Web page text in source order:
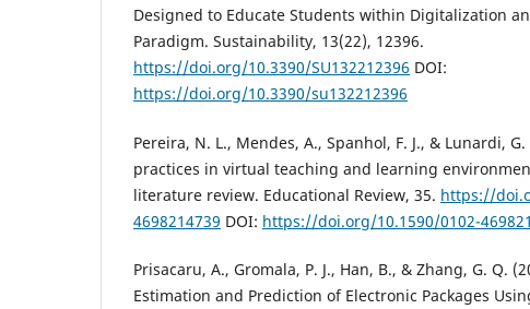
Designed to Educate Students within Digitalization
Paradigm. Sustainability, 13(22), 12396.
https://doi.org/10.3390/SU132212396 DOI:
https://doi.org/10.3390/su132212396
Pereira, N. L., Mendes, A., Spanhol, F. J., & Lunardi,
practices in virtual teaching and learning
literature review. Educational Review, 35. https://
4698214739 DOI: https://doi.org/10.1590/0102-
Prisacaru, A., Gromala, P. J., Han, B., & Zhang, G. Q.
Estimation and Prediction of Electronic Packages